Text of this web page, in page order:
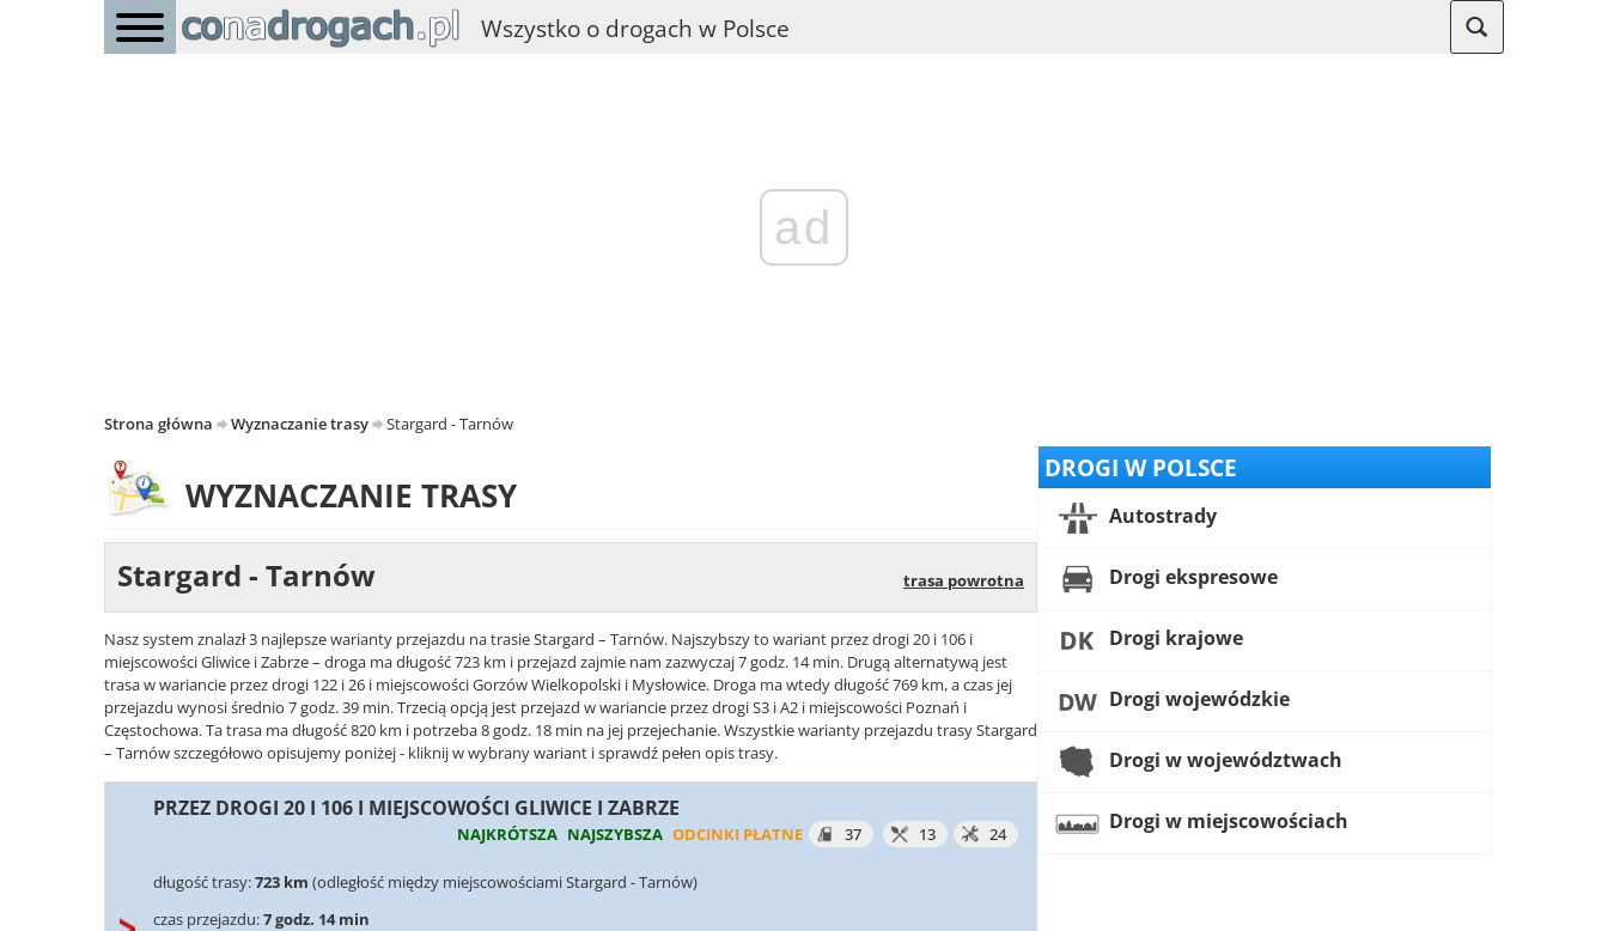
Wszystko o drogach w Polsce
ad
Strona główna Wyznaczanie trasy Stargard - Tarnów
WYZNACZANIE TRASY
Stargard - Tarnów trasa powrotna
Nasz system znalazł 3 najlepsze warianty przejazdu na trasie Stargard – Tarnów. Najszybszy to wariant przez drogi 20 i 106 i
miejscowości Gliwice i Zabrze – droga ma długość 723 km i przejazd zajmie nam zazwyczaj 7 godz. 14 min. Drugą alternatywą jest
trasa w wariancie przez drogi 122 i 26 i miejscowości Gorzów Wielkopolski i Mysłowice. Droga ma wtedy długość 769 km, a czas jej
przejazdu wynosi średnio 7 godz. 39 min. Trzecią opcją jest przejazd w wariancie przez drogi S3 i A2 i miejscowości Poznań i
Częstochowa. Ta trasa ma długość 820 km i potrzeba 8 godz. 18 min na jej przejechanie. Wszystkie warianty przejazdu trasy Stargard
– Tarnów szczegółowo opisujemy poniżej - kliknij w wybrany wariant i sprawdź pełen opis trasy.
PRZEZ DROGI 20 I 106 I MIEJSCOWOŚCI GLIWICE I ZABRZE
NAJKRÓTSZA NAJSZYBSZA ODCINKI PŁATNE 37 13 24
długość trasy:723 km (odległość między miejscowościami Stargard - Tarnów)
czas przejazdu:7 godz. 14 min
DROGI W POLSCE
Autostrady
Drogi ekspresowe
Drogi krajowe
Drogi wojewódzkie
Drogi w województwach
Drogi w miejscowościach